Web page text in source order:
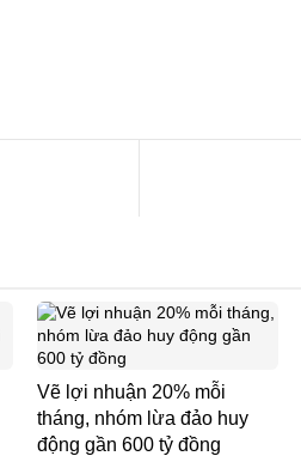
Vẽ lợi nhuận 20% mỗi
tháng, nhóm lừa đảo huy
động gần 600 tỷ đồng